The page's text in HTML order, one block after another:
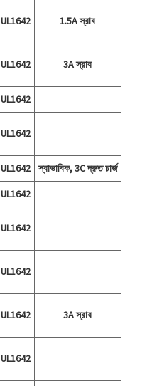
UL1642 1.5A স্রাব
UL1642 3A স্রাব
UL1642
UL1642
UL1642
স্বাভাবিক, 3C দ্রুত চার্জ
UL1642
UL1642
UL1642
UL1642 3A স্রাব
UL1642